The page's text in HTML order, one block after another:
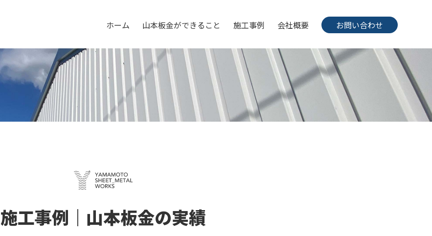
ホーム 山本板金ができること 施工事例 会社概要 お問い合わせ
施工事例｜山本板金の実績